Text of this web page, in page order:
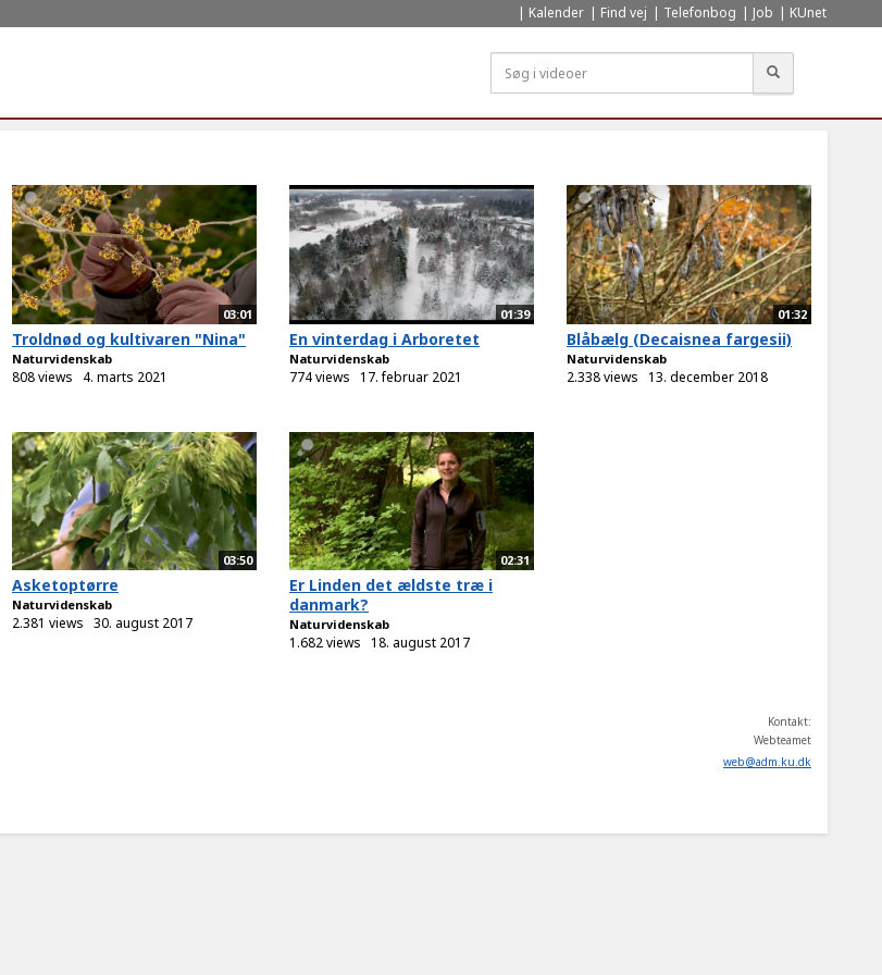
Kalender Find vej Telefonbog Job KUnet
03:01
Troldnød og kultivaren "Nina"
Naturvidenskab
808 views 4. marts 2021
01:39
En vinterdag i Arboretet
Naturvidenskab
774 views 17. februar 2021
01:32
Blåbælg (Decaisnea fargesii)
Naturvidenskab
2.338 views 13. december 2018
03:50
Asketoptørre
Naturvidenskab
2.381 views 30. august 2017
02:31
Er Linden det ældste træ i
danmark?
Naturvidenskab
1.682 views 18. august 2017
Kontakt:
Webteamet
web@adm.ku.dk